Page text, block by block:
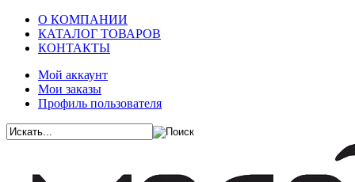
О КОМПАНИИ
КАТАЛОГ ТОВАРОВ
КОНТАКТЫ
Мой аккаунт
Мои заказы
Профиль пользователя